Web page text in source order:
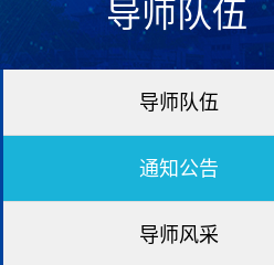
导师队伍
导师队伍
通知公告
导师风采